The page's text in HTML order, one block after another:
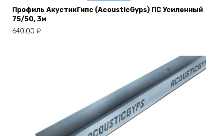
Профиль АкустикГипс (AcousticGyps) ПC Усиленный
75/50, 3м
640,00 ₽